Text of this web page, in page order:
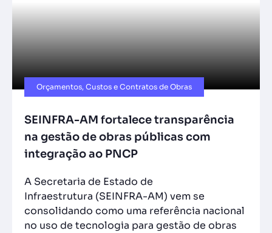
Orçamentos, Custos e Contratos de Obras
SEINFRA-AM fortalece transparência
na gestão de obras públicas com
integração ao PNCP
A Secretaria de Estado de
Infraestrutura (SEINFRA-AM) vem se
consolidando como uma referência nacional
no uso de tecnologia para gestão de obras